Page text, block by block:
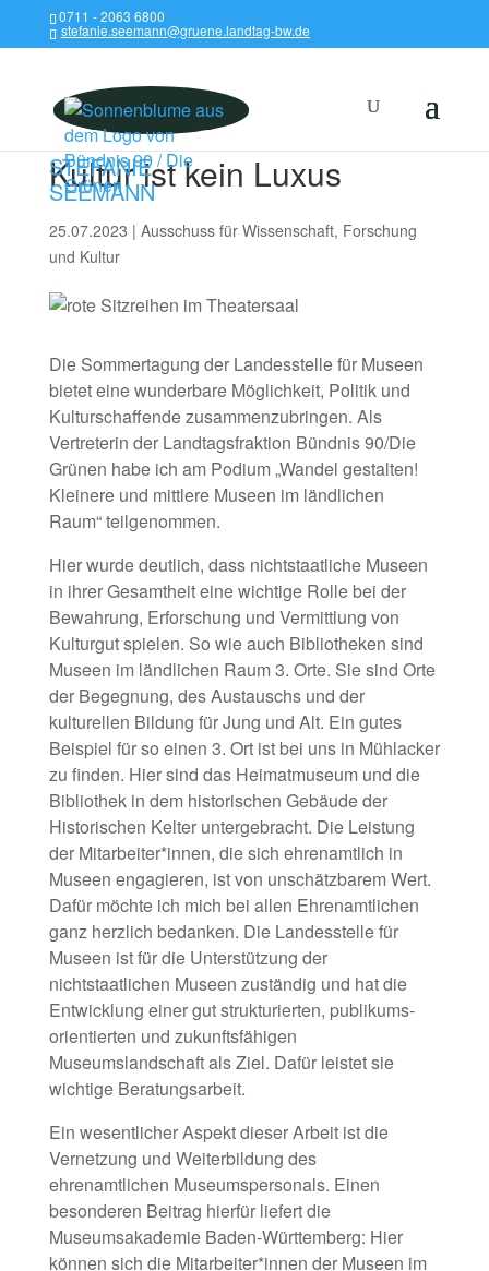
0711 - 2063 6800
stefanie.seemann@gruene.landtag-bw.de
STEFANIE
SEEMANN
Kultur ist kein Luxus
25.07.2023 | Ausschuss für Wissenschaft, Forschung
und Kultur
Die Sommertagung der Landesstelle für Museen
bietet eine wunderbare Möglichkeit, Politik und
Kulturschaffende zusammenzubringen. Als
Vertreterin der Landtagsfraktion Bündnis 90/Die
Grünen habe ich am Podium „Wandel gestalten!
Kleinere und mittlere Museen im ländlichen
Raum“ teilgenommen.
Hier wurde deutlich, dass nichtstaatliche Museen
in ihrer Gesamtheit eine wichtige Rolle bei der
Bewahrung, Erforschung und Vermittlung von
Kulturgut spielen. So wie auch Bibliotheken sind
Museen im ländlichen Raum 3. Orte. Sie sind Orte
der Begegnung, des Austauschs und der
kulturellen Bildung für Jung und Alt. Ein gutes
Beispiel für so einen 3. Ort ist bei uns in Mühlacker
zu finden. Hier sind das Heimatmuseum und die
Bibliothek in dem historischen Gebäude der
Historischen Kelter untergebracht. Die Leistung
der Mitarbeiter*innen, die sich ehrenamtlich in
Museen engagieren, ist von unschätzbarem Wert.
Dafür möchte ich mich bei allen Ehrenamtlichen
ganz herzlich bedanken. Die Landesstelle für
Museen ist für die Unterstützung der
nichtstaatlichen Museen zuständig und hat die
Entwicklung einer gut strukturierten, publikums­
orientierten und zukunftsfähigen
Museumslandschaft als Ziel. Dafür leistet sie
wichtige Beratungsarbeit.
Ein wesentlicher Aspekt dieser Arbeit ist die
Vernetzung und Weiterbildung des
ehrenamtlichen Museumspersonals. Einen
besonderen Beitrag hierfür liefert die
Museumsakademie­ Baden-Württemberg: Hier
können sich die Mitarbeiter*innen der Museen im